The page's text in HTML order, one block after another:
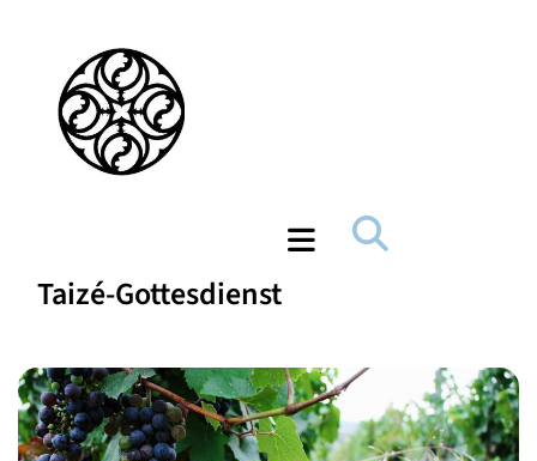
Taizé-Gottesdienst